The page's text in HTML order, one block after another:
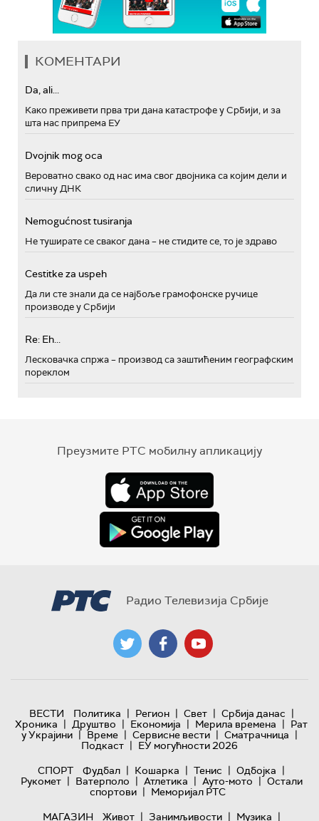
КОМЕНТАРИ
Da, ali...
Како преживети прва три дана катастрофе у Србији, и за
шта нас припрема ЕУ
Dvojnik mog oca
Вероватно свако од нас има свог двојника са којим дели и
сличну ДНК
Nemogućnost tusiranja
Не туширате се сваког дана – не стидите се, то је здраво
Cestitke za uspeh
Да ли сте знали да се најбоље грамофонске ручице
производе у Србији
Re: Eh...
Лесковачка спржа – производ са заштићеним географским
пореклом
Преузмите РТС мобилну апликацију
Радио Телевизија Србије
ВЕСТИ Политика | Регион | Свет | Србија данас |
Хроника | Друштво | Економија | Мерила времена | Рат
у Украјини | Време | Сервисне вести | Сматрачница |
Подкаст | ЕУ могућности 2026
СПОРТ
Фудбал | Кошарка | Тенис | Одбојка |
Рукомет | Ватерполо | Атлетика | Ауто-мото | Остали
спортови | Меморијал РТС
МАГАЗИН
Живот | Занимљивости | Музика |